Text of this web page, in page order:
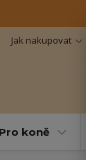
Jak nakupovat
Pro koně